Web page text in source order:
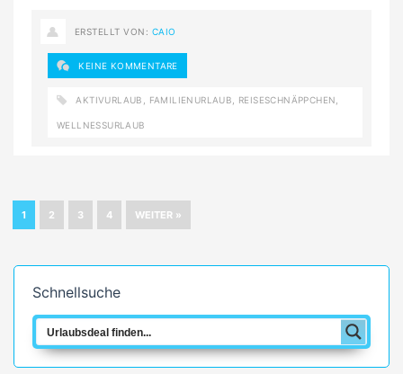
ERSTELLT VON: CAIO
KEINE KOMMENTARE
AKTIVURLAUB FAMILIENURLAUB REISESCHNÄPPCHEN
WELLNESSURLAUB
1 2 3 4 WEITER »
Schnellsuche